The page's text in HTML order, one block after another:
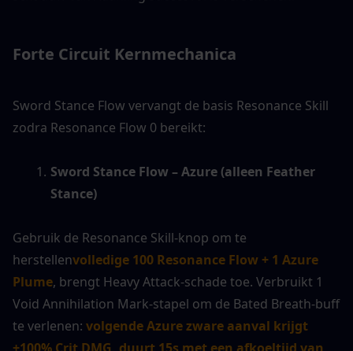
Forte Circuit Kernmechanica
Sword Stance Flow vervangt de basis Resonance Skill
zodra Resonance Flow 0 bereikt:
Sword Stance Flow – Azure (alleen Feather
Stance)
Gebruik de Resonance Skill-knop om te
herstellenvolledige 100 Resonance Flow + 1 Azure
Plume, brengt Heavy Attack-schade toe. Verbruikt 1
Void Annihilation Mark-stapel om de Bated Breath-buff
te verlenen: volgende Azure zware aanval krijgt